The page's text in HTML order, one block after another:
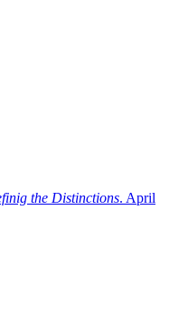
the Distinctions. April